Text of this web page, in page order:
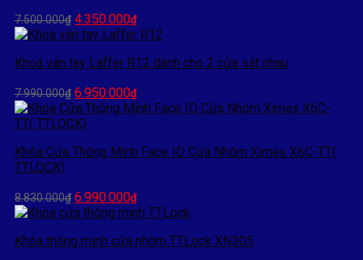
7.500.000₫ Giá
gốc
7.500.000₫.
4.350.000₫Giá
hiện
là:
Khoá vân tay Laffer R12 dành cho 2 cửa sát nhau
7.990.000₫ Giá
gốc
là:
7.990.000₫.
6.950.000₫Giá
hiện
6.950.000₫.
Khóa Cửa Thông Minh Face ID Cửa Nhôm Ximex X6C-TT(
TTLOCK)
8.830.000₫ Giá
gốc
8.830.000₫.
6.990.000₫Giá
hiện
là:
Khóa thông minh cửa nhôm TTLock XN305